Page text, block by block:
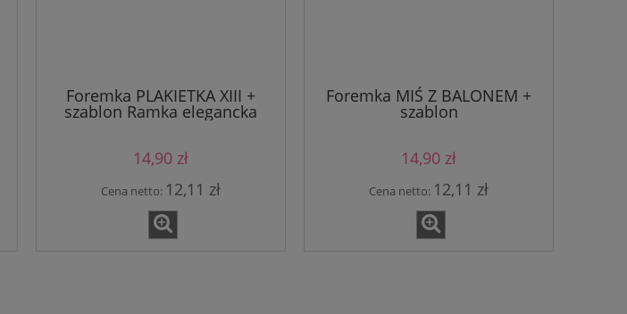
Foremka PLAKIETKA XIII +
szablon Ramka elegancka
14,90 zł
Cena netto: 12,11 zł
Foremka MIŚ Z BALONEM +
szablon
14,90 zł
Cena netto: 12,11 zł